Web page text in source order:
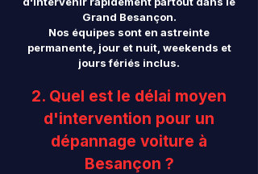
Grand Besançon.
Nos équipes sont en astreinte
permanente, jour et nuit, weekends et
jours fériés inclus.
2. Quel est le délai moyen
d'intervention pour un
dépannage voiture à
Besançon ?